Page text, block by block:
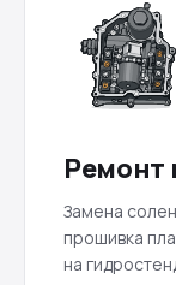
Ремонт
Замена
прошивка
на